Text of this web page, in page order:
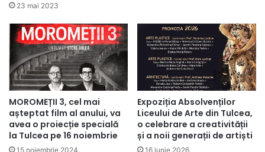
23 mai 2023
MOROMEȚII 3, cel mai
așteptat film al anului, va
avea o proiecție specială
la Tulcea pe 16 noiembrie
15 noiembrie 2024
Expoziția Absolvenților
Liceului de Arte din Tulcea,
o celebrare a creativității
și a noii generații de artiști
16 iunie 2026